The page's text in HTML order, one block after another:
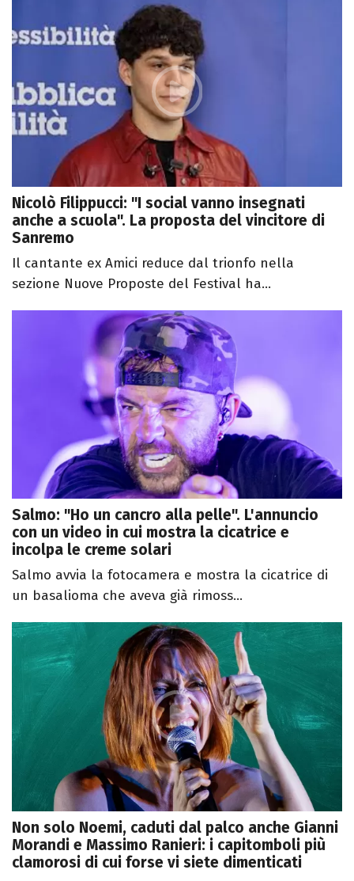
Nicolò Filippucci: "I social vanno insegnati
anche a scuola". La proposta del vincitore di
Sanremo
Il cantante ex Amici reduce dal trionfo nella
sezione Nuove Proposte del Festival ha...
Salmo: "Ho un cancro alla pelle". L'annuncio
con un video in cui mostra la cicatrice e
incolpa le creme solari
Salmo avvia la fotocamera e mostra la cicatrice di
un basalioma che aveva già rimoss...
Non solo Noemi, caduti dal palco anche Gianni
Morandi e Massimo Ranieri: i capitomboli più
clamorosi di cui forse vi siete dimenticati